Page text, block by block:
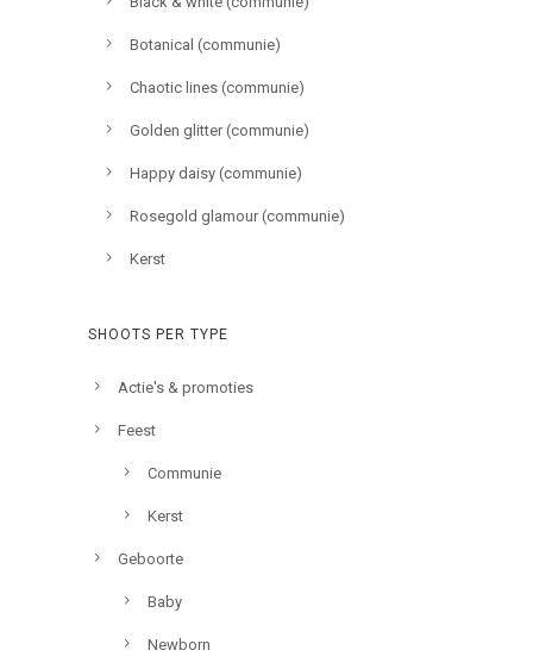
Botanical (communie)
Chaotic lines (communie)
Golden glitter (communie)
Happy daisy (communie)
Rosegold glamour (communie)
Kerst
SHOOTS PER TYPE
Actie's & promoties
Feest
Communie
Kerst
Geboorte
Baby
Newborn